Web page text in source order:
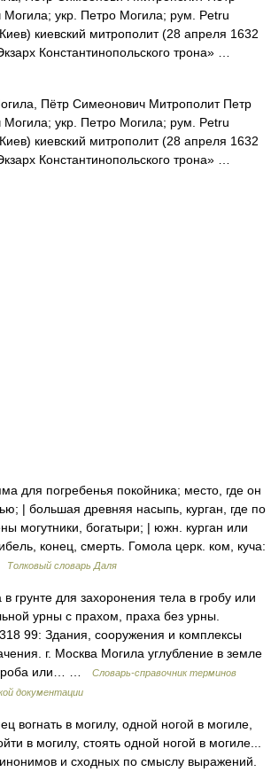
укр. Петро Могила; рум. Petru
киевский митрополит (28 апреля 1632
Константинопольского трона» …
Пётр Симеонович Митрополит Петр
укр. Петро Могила; рум. Petru
киевский митрополит (28 апреля 1632
Константинопольского трона» …
для погребенья покойника; место, где он
| большая древняя насыпь, курган, где по
могутники, богатыри; | южн. курган или
конец, смерть. Гомола церк. ком, куча:
Толковый словарь Даля
грунте для захоронения тела в гробу или
урны с прахом, праха без урны.
99: Здания, сооружения и комплексы
г. Москва Могила углубление в земле
или… …
Словарь-справочник терминов
документации
вогнать в могилу, одной ногой в могиле,
в могилу, стоять одной ногой в могиле...
и сходных по смыслу выражений.